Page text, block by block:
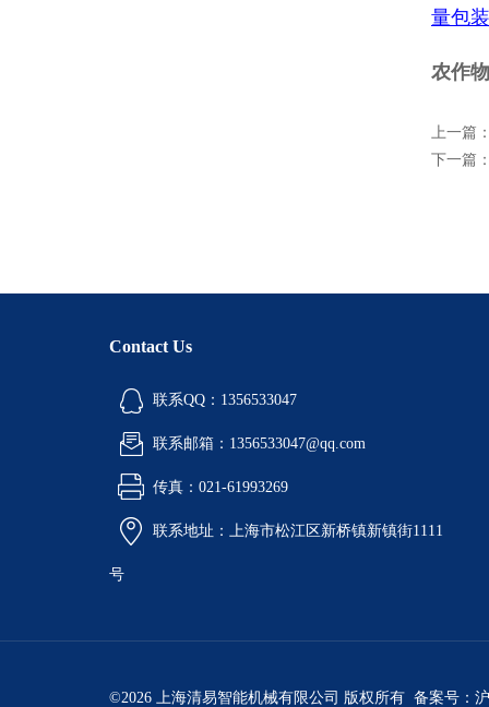
量包
农作
上一篇
下一篇
Contact Us
联系QQ：1356533047
联系邮箱：1356533047@qq.com
传真：021-61993269
联系地址：上海市松江区新桥镇新镇街1111
号
©2026 上海清易智能机械有限公司 版权所有 备案号：